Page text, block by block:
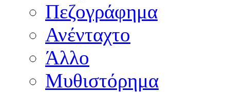
Πεζογράφημα
Ανένταχτο
Άλλο
Μυθιστόρημα